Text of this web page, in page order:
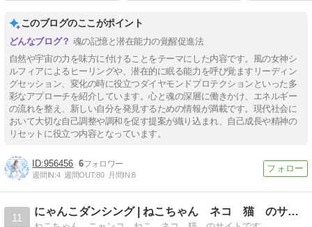
このブログのここがポイント
魂の記憶と潜在能力の覚醒促進法
自然や宇宙の力を味方に付けることをテーマにした内容です。風の女神シ
ルフィアによるヒーリングや、潜在的に眠る能力を呼び覚ますリーディン
グセッション、変化の時に役立つダイヤモンドプロテクションといった多
彩なアプローチを紹介しています。心と魂の深層に働きかけ、エネルギー
の流れを整え、新しい自分を発見するための情報が満載です。現代社会に
おいて大切な自己調整や調和を促す提案が織り込まれ、自己成長や精神の
リセットに役立つ内容となっています。
956456 6
週間IN:4 週間OUT:80 月間IN:8
11
にゃんこダンシング | ねこちゃん ネコ 猫 のサイトです．